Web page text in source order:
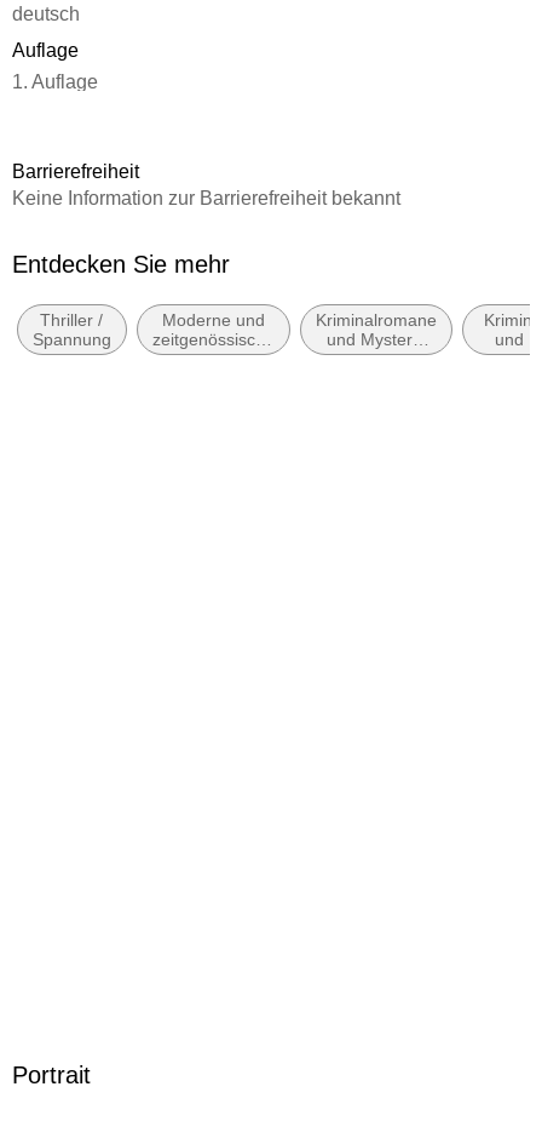
deutsch
Auflage
1. Auflage
Reihe
Autor/Autorin
Verlag/Hersteller
Wunderlich Verlag
Barrierefreiheit
Keine Information zur Barrierefreiheit bekannt
Entdecken Sie mehr
Thriller /
Spannung
Moderne und
zeitgenössische
Belletristik:
Kriminalromane
und Mystery:
weibliche
und
Portrait